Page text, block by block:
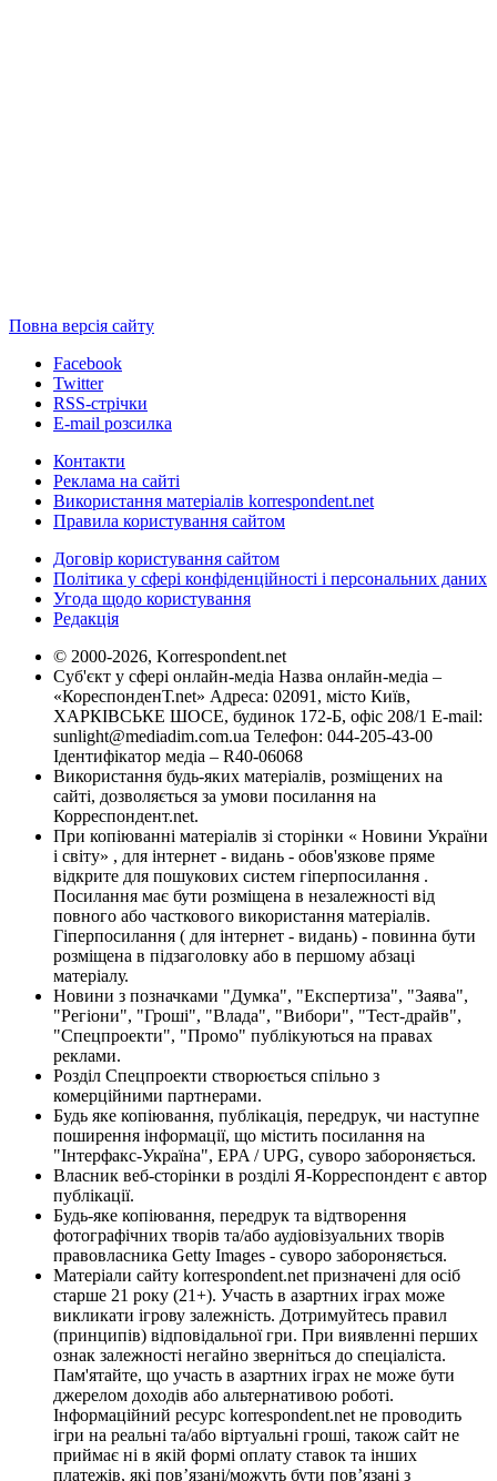
Повна версія сайту
Facebook
Twitter
RSS-стрічки
E-mail розсилка
Контакти
Реклама на сайті
Використання матеріалів korrespondent.net
Правила користування сайтом
Договір користування сайтом
Політика у сфері конфіденційності і персональних даних
Угода щодо користування
Редакція
© 2000-2026, Korrespondent.net
Суб'єкт у сфері онлайн-медіа Назва онлайн-медіа –
«КореспонденТ.net» Адреса: 02091, місто Київ,
ХАРКІВСЬКЕ ШОСЕ, будинок 172-Б, офіс 208/1 E-mail:
sunlight@mediadim.com.ua Телефон: 044-205-43-00
Ідентифікатор медіа – R40-06068
Використання будь-яких матеріалів, розміщених на
сайті, дозволяється за умови посилання на
Корреспондент.net.
При копіюванні матеріалів зі сторінки « Новини України
і світу» , для інтернет - видань - обов'язкове пряме
відкрите для пошукових систем гіперпосилання .
Посилання має бути розміщена в незалежності від
повного або часткового використання матеріалів.
Гіперпосилання ( для інтернет - видань) - повинна бути
розміщена в підзаголовку або в першому абзаці
матеріалу.
Новини з позначками "Думка", "Експертиза", "Заява",
"Регіони", "Гроші", "Влада", "Вибори", "Тест-драйв",
"Спецпроекти", "Промо" публікуються на правах
реклами.
Розділ Спецпроекти створюється спільно з
комерційними партнерами.
Будь яке копіювання, публікація, передрук, чи наступне
поширення інформації, що містить посилання на
"Інтерфакс-Україна", EPA / UPG, суворо забороняється.
Власник веб-сторінки в розділі Я-Корреспондент є автор
публікації.
Будь-яке копіювання, передрук та відтворення
фотографічних творів та/або аудіовізуальних творів
правовласника Getty Images - суворо забороняється.
Матеріали сайту korrespondent.net призначені для осіб
старше 21 року (21+). Участь в азартних іграх може
викликати ігрову залежність. Дотримуйтесь правил
(принципів) відповідальної гри. При виявленні перших
ознак залежності негайно зверніться до спеціаліста.
Пам'ятайте, що участь в азартних іграх не може бути
джерелом доходів або альтернативою роботі.
Інформаційний ресурс korrespondent.net не проводить
ігри на реальні та/або віртуальні гроші, також сайт не
приймає ні в якій формі оплату ставок та інших
платежів, які пов’язані/можуть бути пов’язані з